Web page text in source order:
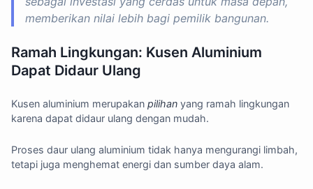
memberikan nilai lebih bagi pemilik bangunan.
Ramah Lingkungan: Kusen Aluminium
Dapat Didaur Ulang
Kusen aluminium merupakan pilihan yang ramah lingkungan
karena dapat didaur ulang dengan mudah.
Proses daur ulang aluminium tidak hanya mengurangi limbah,
tetapi juga menghemat energi dan sumber daya alam.